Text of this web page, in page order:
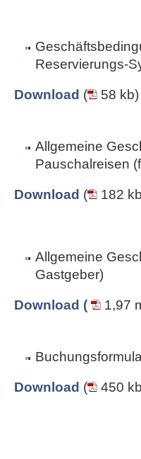
Reservierungs-
Download ( 58 kb)
Allgemeine
Pauschalreisen
Download ( 182
Allgemeine
Gastgeber)
Download ( 1,97
Download ( 450